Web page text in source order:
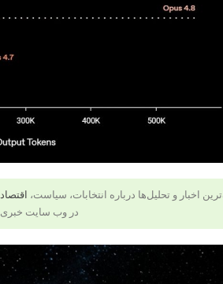
اخبار و تحلیل‌ها درباره انتخابات، سیاست، اقتصاد
در وب سایت خبری